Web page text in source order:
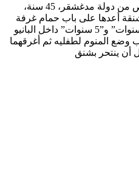
وتبين من الفحص وجود جثة شخص من دولة مدغشقر، 45 سنة،
أعدها على باب حمام غرفة
الفندق.وعثر على جثة طفليه “8 سنوات” و”5 سنوات” داخل البانيو
وضع المنوم لطفليه ثم أغرقهما
أن ينتحر بشنق